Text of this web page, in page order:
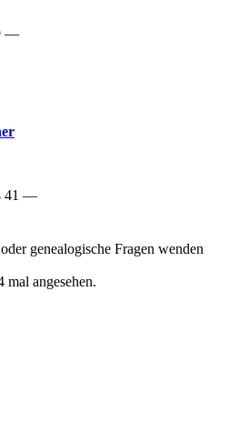
—
41 —
genealogische Fragen wenden
mal angesehen.